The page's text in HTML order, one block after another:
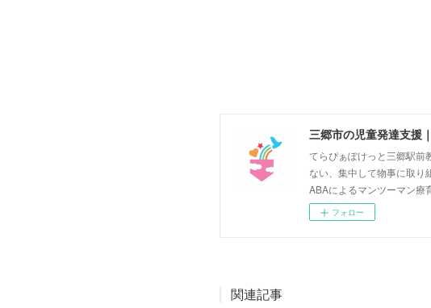
三郷市の児童発達支援
てらぴぁぽけっと三郷駅前
ない、集中して物事に取り
ABAによるマンツーマン療
フォロー
関連記事